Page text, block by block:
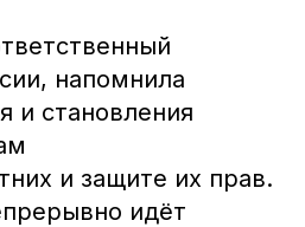
напомнила
и становления
и зaщитe иx пpaв.
идёт